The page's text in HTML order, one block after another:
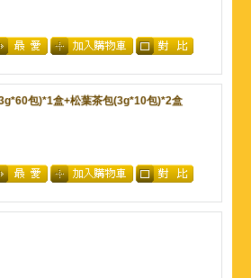
包)*1盒+松葉茶包(3g*10包)*2盒